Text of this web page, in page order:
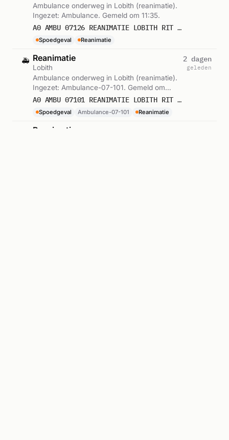
Ambulance onderweg in Lobith (reanimatie).
Ingezet: Ambulance. Gemeld om 11:35.
A0 AMBU 07126 REANIMATIE LOBITH RIT 241029
Spoedgeval Reanimatie
🚑 Reanimatie
Lobith
Ambulance onderweg in Lobith (reanimatie).
Ingezet: Ambulance-07-101. Gemeld om
11:35.
A0 AMBU 07101 REANIMATIE LOBITH RIT 241028
Spoedgeval Ambulance-07-101 Reanimatie
2 dagen
geleden
Reanimatie